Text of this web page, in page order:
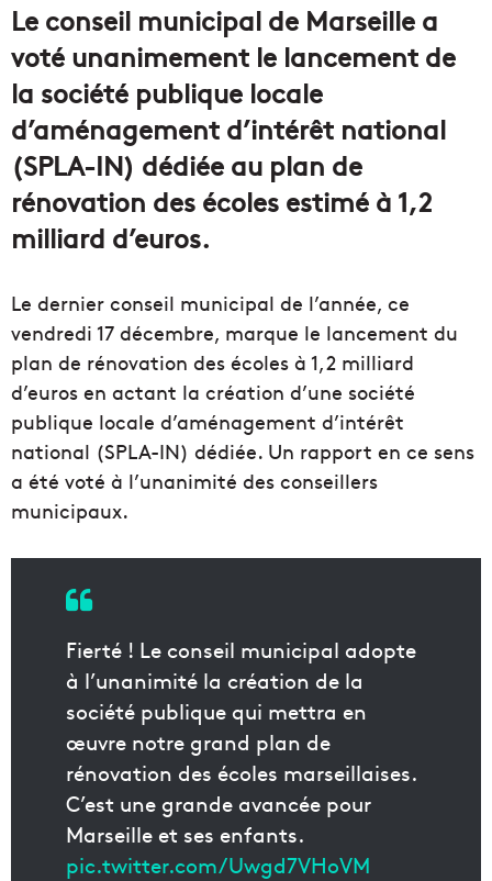
Le conseil municipal de Marseille a
voté unanimement le lancement de
la société publique locale
d’aménagement d’intérêt national
(SPLA-IN) dédiée au plan de
rénovation des écoles estimé à 1,2
milliard d’euros.
Le dernier conseil municipal de l’année, ce
vendredi 17 décembre, marque le lancement du
plan de rénovation des écoles à 1,2 milliard
d’euros en actant la création d’une société
publique locale d’aménagement d’intérêt
national (SPLA-IN) dédiée. Un rapport en ce sens
a été voté à l’unanimité des conseillers
municipaux.
Fierté ! Le conseil municipal adopte
à l’unanimité la création de la
société publique qui mettra en
œuvre notre grand plan de
rénovation des écoles marseillaises.
C’est une grande avancée pour
Marseille et ses enfants.
pic.twitter.com/Uwgd7VHoVM